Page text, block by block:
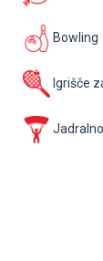
Bowling
Igrišče